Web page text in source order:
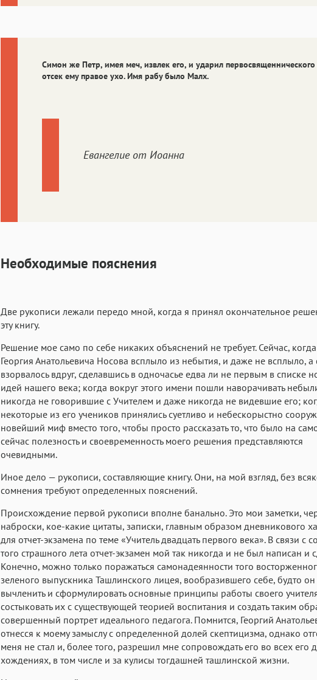
Симон же Петр, имея меч, извлек его, и ударил
отсек ему правое ухо. Имя рабу было Малх.
Евангелие от Иоанна
Необходимые пояснения
Две рукописи лежали передо мной, когда я принял окончательное
эту книгу.
Решение мое само по себе никаких объяснений не требует. Сейчас,
Георгия Анатольевича Носова всплыло из небытия, и даже не всплыло,
взорвалось вдруг, сделавшись в одночасье едва ли не первым в списке
идей нашего века; когда вокруг этого имени пошли наворачивать
никогда не говорившие с Учителем и даже никогда не видевшие его;
некоторые из его учеников принялись суетливо и небескорыстно
новейший миф вместо того, чтобы просто рассказать то, что было на
сейчас полезность и своевременность моего решения представляются
очевидными.
Иное дело — рукописи, составляющие книгу. Они, на мой взгляд, без
сомнения требуют определенных пояснений.
Происхождение первой рукописи вполне банально. Это мои заметки,
наброски, кое-какие цитаты, записки, главным образом дневникового
для отчет-экзамена по теме «Учитель двадцать первого века». В связи с
того страшного лета отчет-экзамен мой так никогда и не был написан и
Конечно, можно только поражаться самонадеянности того
зеленого выпускника Ташлинского лицея, вообразившего себе, будто
вычленить и сформулировать основные принципы работы своего
состыковать их с существующей теорией воспитания и создать таким
совершенный портрет идеального педагога. Помнится, Георгий
отнесся к моему замыслу с определенной долей скептицизма, однако
меня не стал и, более того, разрешил мне сопровождать его во всех его
хождениях, в том числе и за кулисы тогдашней ташлинской жизни.